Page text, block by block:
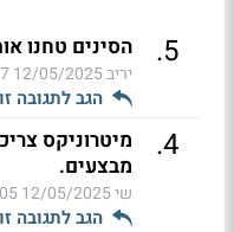
5
. הסינים טחנו
יריב12/05/2025 22:47
הגב לתגובה זו
4
.
מיטרוניקס
מבצעים.
שי12/05/2025 18:05
הגב לתגובה זו